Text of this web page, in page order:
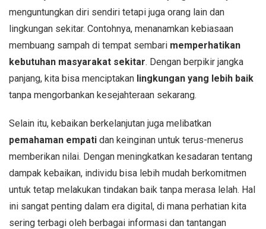
menguntungkan diri sendiri tetapi juga orang lain dan
lingkungan sekitar. Contohnya, menanamkan kebiasaan
membuang sampah di tempat sembari memperhatikan
kebutuhan masyarakat sekitar. Dengan berpikir jangka
panjang, kita bisa menciptakan lingkungan yang lebih baik
tanpa mengorbankan kesejahteraan sekarang.
Selain itu, kebaikan berkelanjutan juga melibatkan
pemahaman empati dan keinginan untuk terus-menerus
memberikan nilai. Dengan meningkatkan kesadaran tentang
dampak kebaikan, individu bisa lebih mudah berkomitmen
untuk tetap melakukan tindakan baik tanpa merasa lelah. Hal
ini sangat penting dalam era digital, di mana perhatian kita
sering terbagi oleh berbagai informasi dan tantangan